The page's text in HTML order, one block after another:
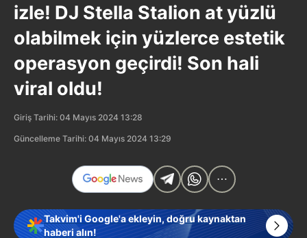
izle! DJ Stella Stalion at yüzlü
olabilmek için yüzlerce estetik
operasyon geçirdi! Son hali
viral oldu!
Giriş Tarihi: 04 Mayıs 2024 13:28
Güncelleme Tarihi: 04 Mayıs 2024 13:29
Takvim'i Google'a ekleyin, doğru kaynaktan
haberi alın!